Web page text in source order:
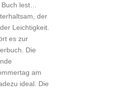
lest…
der
Leichtigkeit.
es zur
Die
am
ideal. Die